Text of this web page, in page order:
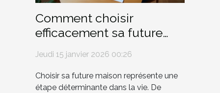
Comment choisir
efficacement sa future
maison ?
Jeudi 15 janvier 2026 00:26
Choisir sa future maison représente une
étape déterminante dans la vie. De